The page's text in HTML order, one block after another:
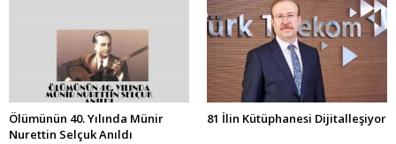
Ölümünün 40. Yılında Münir
Nurettin Selçuk Anıldı
81 İlin Kütüphanesi Dijitalleşiyor